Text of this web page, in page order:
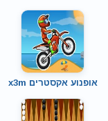
אופנוע אקסטרים x3m